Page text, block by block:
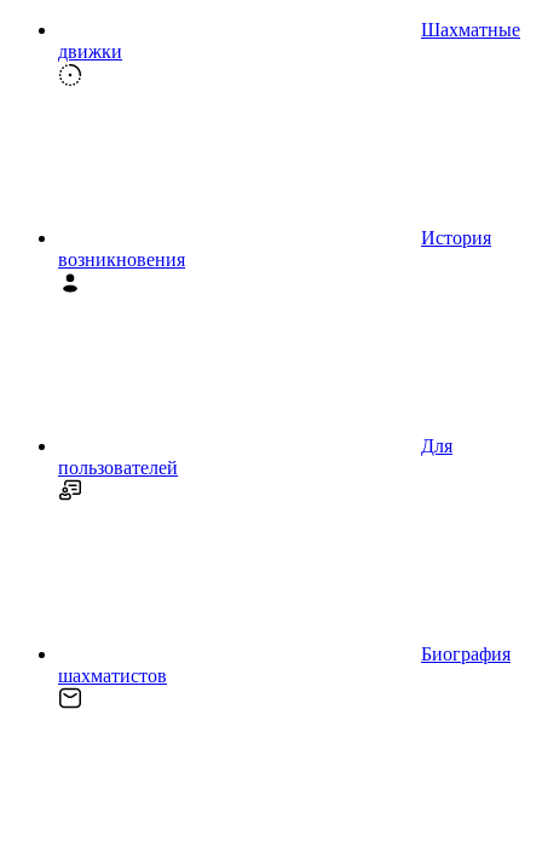
Шахматные
движки
История
возникновения
Для
пользователей
Биография
шахматистов